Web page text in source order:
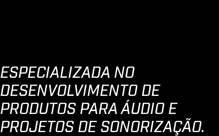
ESPECIALIZADA NO
DESENVOLVIMENTO DE
PRODUTOS PARA ÁUDIO E
PROJETOS DE SONORIZAÇÃO.